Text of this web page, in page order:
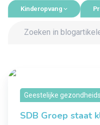
Kinderopvang
Geestelijke
SDB Groep staat